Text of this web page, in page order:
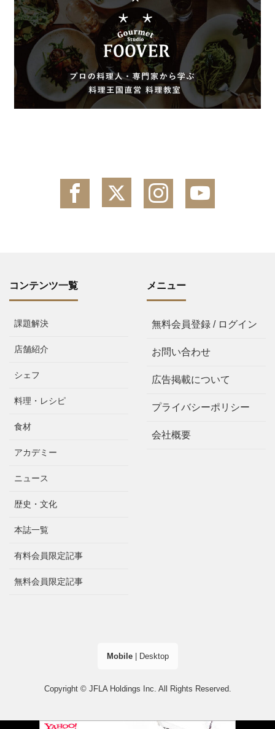
コンテンツ一覧
課題解決
店舗紹介
シェフ
料理・レシピ
食材
アカデミー
ニュース
歴史・文化
本誌一覧
有料会員限定記事
無料会員限定記事
メニュー
無料会員登録 / ログイン
お問い合わせ
広告掲載について
プライバシーポリシー
会社概要
Mobile| Desktop
Copyright © JFLA Holdings Inc. All Rights Reserved.